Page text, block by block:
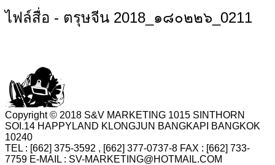
ไฟล์สื่อ - ตรุษจีน 2018_๑๘๐๒๒๖_0211
Copyright © 2018 S&V MARKETING 1015 SINTHORN
SOI.14 HAPPYLAND KLONGJUN BANGKAPI BANGKOK
10240
TEL : [662] 375-3592 , [662] 377-0737-8 FAX : [662] 733-
7759 E-MAIL : SV-MARKETING@HOTMAIL.COM